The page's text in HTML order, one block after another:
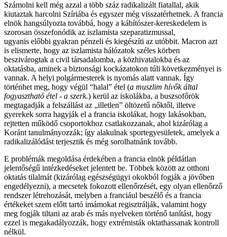
Számolni kell még azzal a több száz radikalizált fiatallal, akik
kiutaztak harcolni Szíriába és egyszer még visszatérhetnek. A francia
elnök hangsúlyozta továbbá, hogy a kábítószer-kereskedelem is
szorosan összefonódik az iszlamista szeparatizmussal,
ugyanis előbbi gyakran pénzeli és kiegészíti az utóbbit. Macron azt
is elismerte, hogy az iszlamista hálózatok széles körben
beszivárogtak a civil társadalomba, a közhivatalokba és az
oktatásba, aminek a biztonsági kockázatokon túli következményei is
vannak. A helyi polgármesterek is nyomás alatt vannak. Így
történhet meg, hogy végül “halal” étel (a muszlim hívők által
fogyasztható étel - a szerk.) kerül az iskolákba, a buszsofőrök
megtagadják a felszállást az „illetlen” öltözetű nőktől, illetve
gyerekek sorra hagyják el a francia iskolákat, hogy lakásokban,
rejtetten működő csoportokhoz csatlakozzanak, ahol kizárólag a
Koránt tanulmányozzák; így alakulnak sportegyesületek, amelyek a
radikalizálódást terjesztik és még sorolhatnánk tovább.
E problémák megoldása érdekében a francia elnök példátlan
jelentőségű intézkedéseket jelentett be. Többek között az otthoni
oktatás tilalmát (kizárólag egészségügyi okokból fogják a jövőben
engedélyezni), a mecsetek fokozott ellenőrzését, egy olyan ellenőrző
rendszer létrehozását, melyben a franciául beszélő és a francia
értékeket szem előtt tartó imámokat regisztrálják, valamint hogy
meg fogják tiltani az arab és más nyelveken történő tanítást, hogy
ezzel is megakadályozzák, hogy extrémisták oktathassanak kontroll
nélkül.